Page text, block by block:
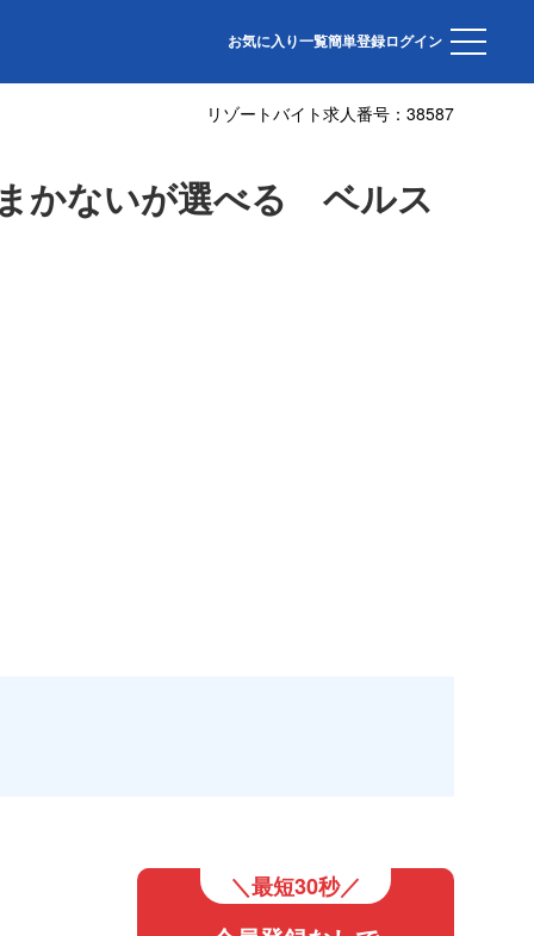
お気に入り一覧簡単登録ログイン
リゾートバイト求人番号： 38587
かないが選べる ベルス
＼最短30秒／